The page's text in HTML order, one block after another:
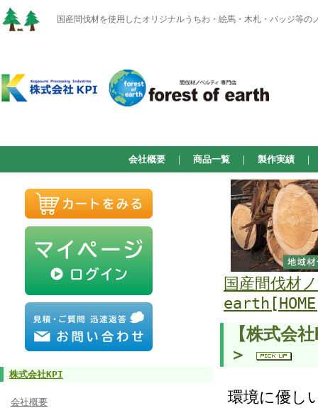
国産間伐材を使用したオリジナルうちわ・絵馬・木札・バッジ
会社概要 ｜ 商品一覧 ｜ 製作実績 ｜
株式会社KPI
会社概要
国産間伐材
【株式会
＞
環境に優し